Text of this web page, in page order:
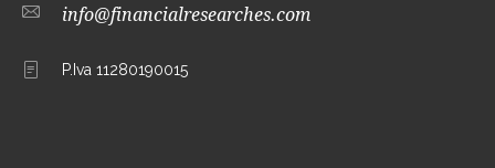
info@financialresearches.com
P.Iva 11280190015